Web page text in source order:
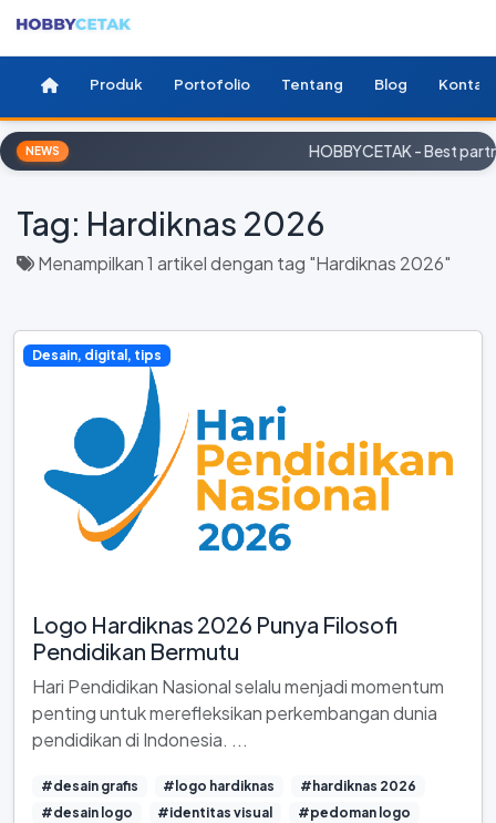
Produk Portofolio Tentang Blog Kontak
NEWS HOBBYCETAK - Best
Tag: Hardiknas 2026
Menampilkan 1 artikel dengan tag "Hardiknas 2026"
Desain, digital, tips
Logo Hardiknas 2026 Punya Filosofi
Pendidikan Bermutu
Hari Pendidikan Nasional selalu menjadi momentum
penting untuk merefleksikan perkembangan dunia
pendidikan di Indonesia. ...
#desain grafis #logo hardiknas
#hardiknas 2026
#desain logo
#identitas visual #pedoman logo